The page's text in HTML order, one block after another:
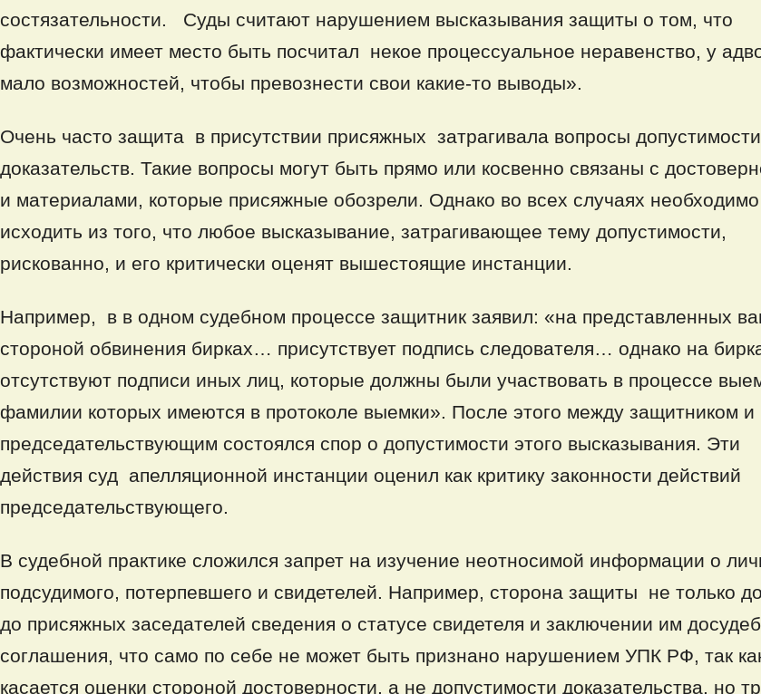
состязательности. Суды считают нарушением высказывания защиты о том, что
фактически имеет место быть посчитал некое процессуальное неравенство, у
мало возможностей, чтобы превознести свои какие-то выводы».
Очень часто защита в присутствии присяжных затрагивала вопросы допустимости
доказательств. Такие вопросы могут быть прямо или косвенно связаны с
и материалами, которые присяжные обозрели. Однако во всех случаях необходимо
исходить из того, что любое высказывание, затрагивающее тему допустимости,
рискованно, и его критически оценят вышестоящие инстанции.
Например, в в одном судебном процессе защитник заявил: «на представленных
стороной обвинения бирках… присутствует подпись следователя… однако на
отсутствуют подписи иных лиц, которые должны были участвовать в процессе
фамилии которых имеются в протоколе выемки». После этого между защитником и
председательствующим состоялся спор о допустимости этого высказывания. Эти
действия суд апелляционной инстанции оценил как критику законности действий
председательствующего.
В судебной практике сложился запрет на изучение неотносимой информации о
подсудимого, потерпевшего и свидетелей. Например, сторона защиты не только
до присяжных заседателей сведения о статусе свидетеля и заключении им
соглашения, что само по себе не может быть признано нарушением УПК РФ, так
касается оценки стороной достоверности, а не допустимости доказательства, но